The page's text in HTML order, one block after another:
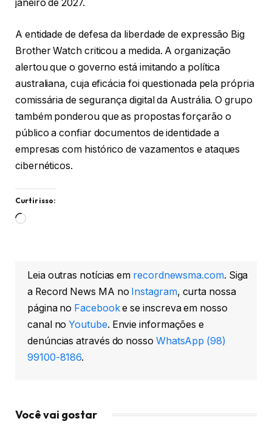
janeiro de 2027.
A entidade de defesa da liberdade de expressão Big
Brother Watch criticou a medida. A organização
alertou que o governo está imitando a política
australiana, cuja eficácia foi questionada pela própria
comissária de segurança digital da Austrália. O grupo
também ponderou que as propostas forçarão o
público a confiar documentos de identidade a
empresas com histórico de vazamentos e ataques
cibernéticos.
Curtir isso:
Carregando...
Leia outras notícias em recordnewsma.com. Siga
a Record News MA no Instagram, curta nossa
página no Facebooke se inscreva em nosso
canal noYoutube. Envie informações e
denúncias através do nosso WhatsApp (98)
99100-8186.
Você vai gostar